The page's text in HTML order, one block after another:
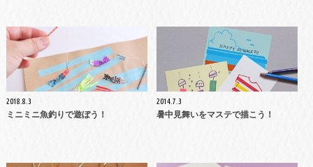
2018.8.3
ミニミニ魚釣りで遊ぼう！
2014.7.3
暑中見舞いをマステで描こう！